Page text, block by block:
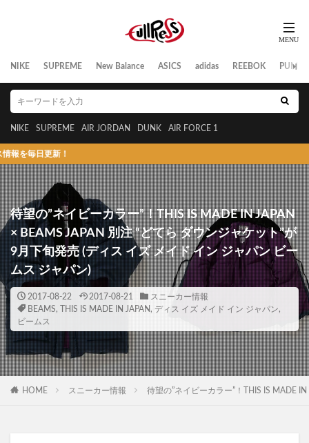
NIKE SUPREME New Balance ASICS adidas REEBOK PUMA
NIKE SUPREME AIR JORDAN DUNK AIR FORCE 1
更新！
待望の”ネイビーカラー”！THIS IS MADE IN JAPAN
× BEAMS JAPAN 別注 “どてら ダウンジャケット”が
9月下旬発売 (ディス イズ メイド イン ジャパン ビー
ムス ジャパン)
2017-08-22 2017-08-21
スニーカー情報
BEAMS, THIS IS MADE IN JAPAN , ディス イズ メイド イン ジャパン,
ビームス
HOME スニーカー情報 待望の”ネイビーカラー”！THIS IS MADE